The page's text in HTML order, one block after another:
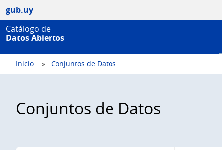
gub.uy
Catálogo de
Datos Abiertos
Inicio Conjuntos de Datos
Conjuntos de Datos